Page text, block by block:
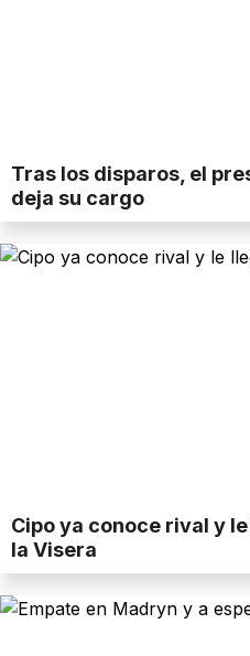
Tras los disparos, el
deja su cargo
Cipo ya conoce rival y
la Visera